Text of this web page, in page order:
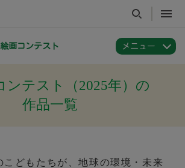
画コンテスト
ンテスト（2025年）の
作品一覧
こどもたちが、地球の環境・未来